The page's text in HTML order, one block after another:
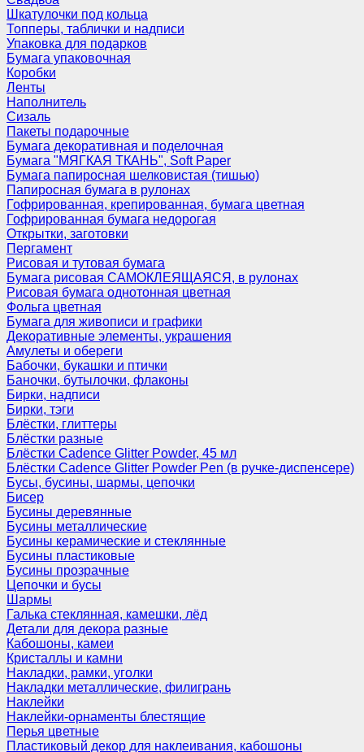
Шкатулочки под кольца
Топперы, таблички и надписи
Упаковка для подарков
Бумага упаковочная
Коробки
Ленты
Наполнитель
Сизаль
Пакеты подарочные
Бумага декоративная и поделочная
Бумага "МЯГКАЯ ТКАНЬ", Soft Paper
Бумага папиросная шелковистая (тишью)
Папиросная бумага в рулонах
Гофрированная, крепированная, бумага цветная
Гофрированная бумага недорогая
Открытки, заготовки
Пергамент
Рисовая и тутовая бумага
Бумага рисовая САМОКЛЕЯЩАЯСЯ, в рулонах
Рисовая бумага однотонная цветная
Фольга цветная
Бумага для живописи и графики
Декоративные элементы, украшения
Амулеты и обереги
Бабочки, букашки и птички
Баночки, бутылочки, флаконы
Бирки, надписи
Бирки, тэги
Блёстки, глиттеры
Блёстки разные
Блёстки Cadence Glitter Powder, 45 мл
Блёстки Cadence Glitter Powder Pen (в ручке-диспенсере)
Бусы, бусины, шармы, цепочки
Бисер
Бусины деревянные
Бусины металлические
Бусины керамические и стеклянные
Бусины пластиковые
Бусины прозрачные
Цепочки и бусы
Шармы
Галька стеклянная, камешки, лёд
Детали для декора разные
Кабошоны, камеи
Кристаллы и камни
Накладки, рамки, уголки
Накладки металлические, филигрань
Наклейки
Наклейки-орнаменты блестящие
Перья цветные
Пластиковый декор для наклеивания, кабошоны